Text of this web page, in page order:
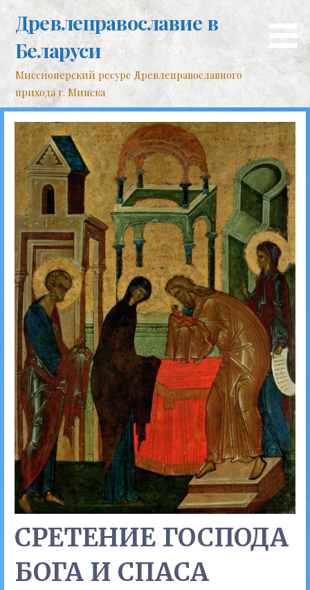
контенту
Древлеправославие в
Беларуси
Миссионерский ресурс Древлеправославного
прихода г. Минска
СРЕТЕНИЕ ГОСПОДА
БОГА И СПАСА